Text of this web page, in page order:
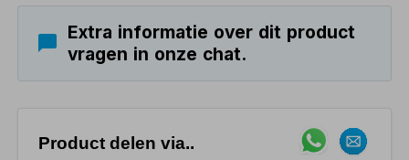
Extra informatie over dit product
vragen in onze chat.
Product delen via..